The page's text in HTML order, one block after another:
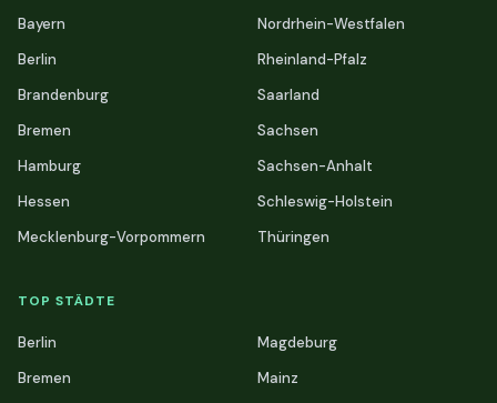
Bayern
Berlin
Brandenburg
Bremen
Hamburg
Hessen
Mecklenburg-Vorpommern
Nordrhein-Westfalen
Rheinland-Pfalz
Saarland
Sachsen
Sachsen-Anhalt
Schleswig-Holstein
Thüringen
TOP STÄDTE
Berlin
Bremen
Magdeburg
Mainz